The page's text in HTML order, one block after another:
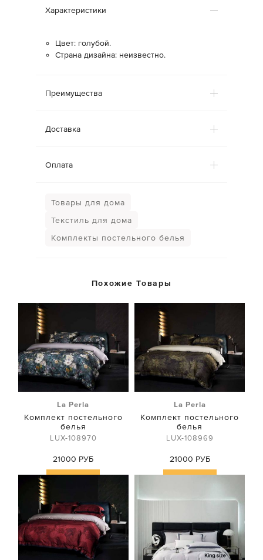
Характеристики
Цвет: голубой.
Страна дизайна: неизвестно.
Преимущества
Доставка
Оплата
Товары для дома
Текстиль для дома
Комплекты постельного белья
Похожие Товары
La Perla
Комплект постельного
белья
LUX-108970
21000 РУБ
Купить
La Perla
Комплект постельного
белья
LUX-108969
21000 РУБ
Купить